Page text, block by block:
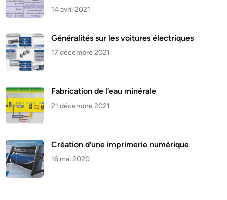
14 avril 2021
Généralités sur les voitures électriques
17 décembre 2021
Fabrication de l’eau minérale
21 décembre 2021
Création d’une imprimerie numérique
16 mai 2020